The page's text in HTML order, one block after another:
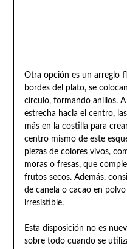
Otra opción es un arreglo
bordes del plato, se
círculo, formando anillos.
estrecha hacia el centro,
más en la costilla para
centro mismo de este
piezas de colores vivos,
moras o fresas, que
frutos secos. Además,
de canela o cacao en
irresistible.
Esta disposición no es
sobre todo cuando se